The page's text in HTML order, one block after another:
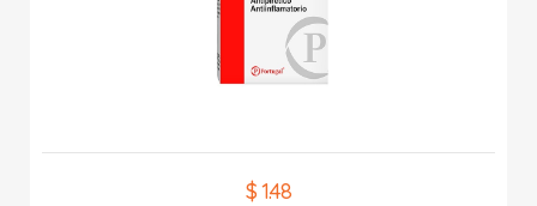
$ 1.48